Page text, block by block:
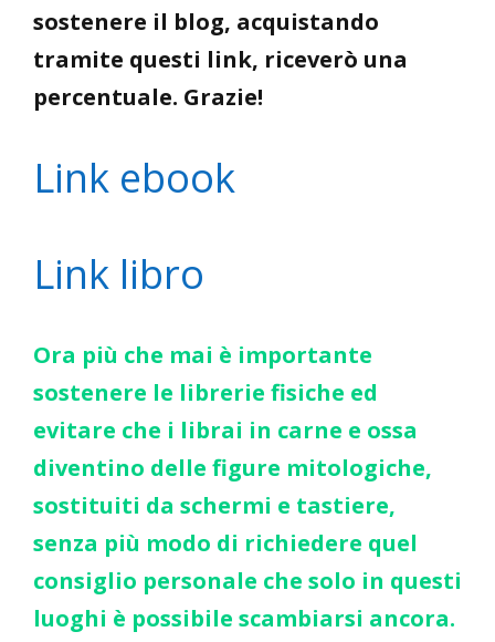
sostenere il blog, acquistando
tramite questi link, riceverò una
percentuale. Grazie!
Link ebook
Link libro
Ora più che mai è importante
sostenere le librerie fisiche ed
evitare che i librai in carne e ossa
diventino delle figure mitologiche,
sostituiti da schermi e tastiere,
senza più modo di richiedere quel
consiglio personale che solo in questi
luoghi è possibile scambiarsi ancora.